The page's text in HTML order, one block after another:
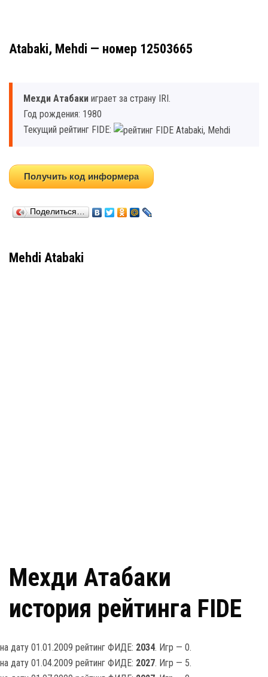
Atabaki, Mehdi — номер 12503665
Мехди Атабаки играет за страну IRI.
Год рождения: 1980
Текущий рейтинг FIDE:
Получить код информера
Поделиться…
Mehdi Atabaki
Мехди Атабаки
история рейтинга FIDE
на дату 01.01.2009 рейтинг ФИДЕ: 2034. Игр — 0.
на дату 01.04.2009 рейтинг ФИДЕ: 2027. Игр — 5.